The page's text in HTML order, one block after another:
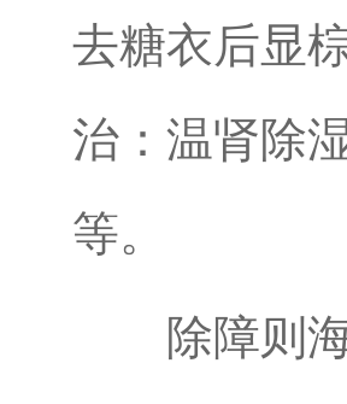
去糖衣后显
治：温肾除
等。
除障则海